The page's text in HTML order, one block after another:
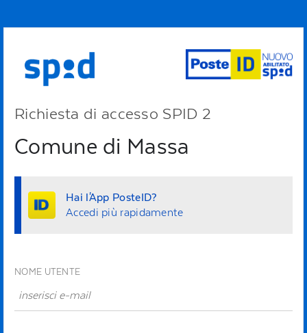
Richiesta di accesso SPID 2
Comune di Massa
Hai l'App PosteID?
Accedi più rapidamente
NOME UTENTE